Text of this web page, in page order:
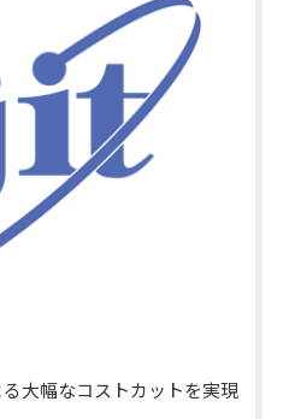
大幅なコストカットを実現